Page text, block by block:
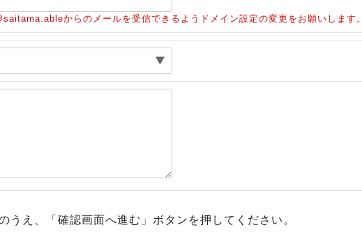
からのメールを受信できるようドメイン設定の変更をお願いします。
うえ、「確認画面へ進む」ボタンを押してください。